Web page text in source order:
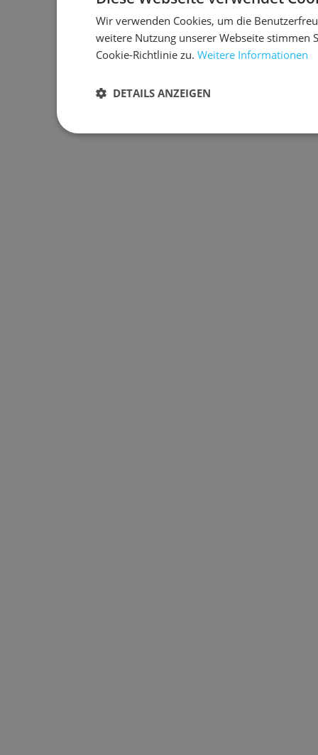
Wir verwenden Cookies, um die
weitere Nutzung unserer Webseite stimmen
Cookie-Richtlinie zu. Weitere Informationen
DETAILS ANZEIGEN